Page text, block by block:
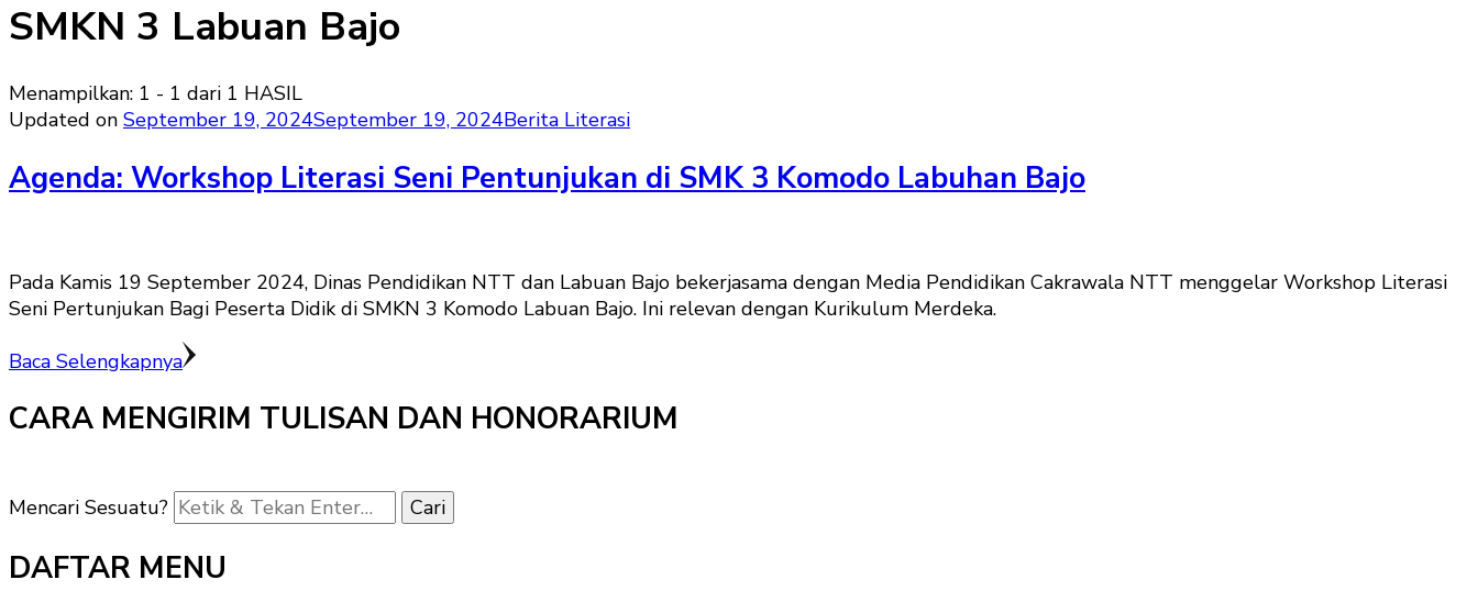
SMKN 3 Labuan Bajo
Menampilkan: 1 - 1 dari 1 HASIL
Updated on September 19, 2024September 19, 2024Berita Literasi
Agenda: Workshop Literasi Seni Pentunjukan di SMK 3 Komodo Labuhan Bajo
Pada Kamis 19 September 2024, Dinas Pendidikan NTT dan Labuan Bajo bekerjasama dengan Media Pendidikan Cakrawala NTT menggelar Workshop Literasi
Seni Pertunjukan Bagi Peserta Didik di SMKN 3 Komodo Labuan Bajo. Ini relevan dengan Kurikulum Merdeka.
Baca Selengkapnya
CARA MENGIRIM TULISAN DAN HONORARIUM
Mencari Sesuatu?
DAFTAR MENU